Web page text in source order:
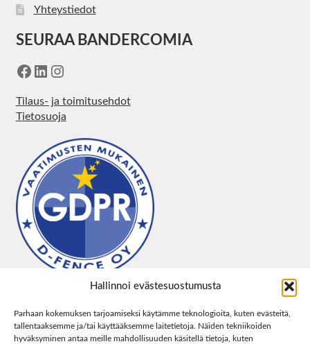
Hallinnoi evästesuostumusta
Parhaan kokemuksen tarjoamiseksi käytämme teknologioita, kuten evästeitä,
tallentaaksemme ja/tai käyttääksemme laitetietoja. Näiden tekniikoiden
hyväksyminen antaa meille mahdollisuuden käsitellä tietoja, kuten
Yhteystiedot
SEURAA BANDERCOMIA
Facebook
LinkedIn
Instagram
Tilaus- ja toimitusehdot
Tietosuoja